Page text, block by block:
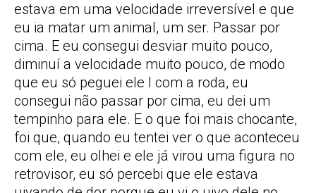
estava em uma velocidade irreversível e que
eu ia matar um animal, um ser. Passar por
cima. E eu consegui desviar muito pouco,
diminuí a velocidade muito pouco, de modo
que eu só peguei ele I com a roda, eu
consegui não passar por cima, eu dei um
tempinho para ele. E o que foi mais chocante,
foi que, quando eu tentei ver o que aconteceu
com ele, eu olhei e ele já virou uma figura no
retrovisor, eu só percebi que ele estava